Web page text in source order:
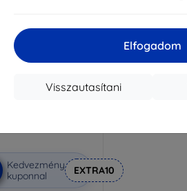
Elfogadom
Visszautasítani
Kedvezmény
kuponnal
EXTRA10